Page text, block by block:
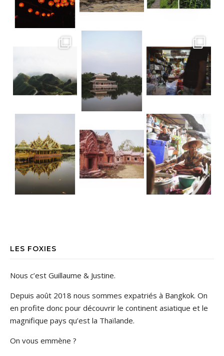
LES FOXIES
Nous c’est Guillaume & Justine.
Depuis août 2018 nous sommes expatriés à Bangkok. On
en profite donc pour découvrir le continent asiatique et le
magnifique pays qu’est la Thaïlande.
On vous emmène ?